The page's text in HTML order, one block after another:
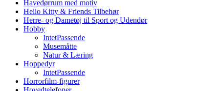
Havedørrum med motiv
Hello Kitty & Friends Tilbehør
Herre- og Dametøj til Sport og Udendør
Hobby
IntetPassende
Musemåtte
Natur & Læring
Hoppedyr
IntetPassende
Horrorfilm-figurer